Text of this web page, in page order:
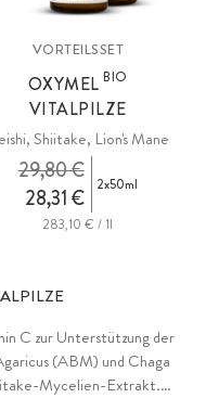
VORTEILSSET
OXYMELBIO
VITALPILZE
Shiitake, Lion's Mane
28,31 €
29,80 € 2x50ml
283,10 € / 1l
C zur Unterstützung der
(ABM) und Chaga
Mycelien-Extrakt.